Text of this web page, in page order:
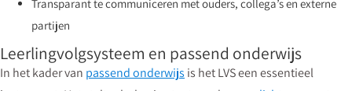
Transparant te communiceren met ouders, collega’s en externe
partijen
Leerlingvolgsysteem en passend onderwijs
In het kader van passend onderwijs is het LVS een essentieel